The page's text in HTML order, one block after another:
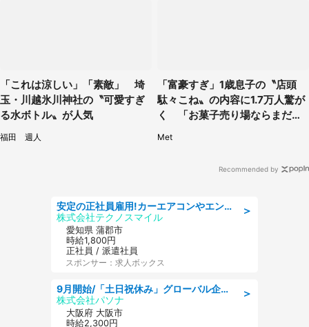
「これは涼しい」「素敵」 埼
玉・川越氷川神社の〝可愛すぎ
る水ボトル〟が人気
福田 週人
「富豪すぎ」1歳息子の〝店頭
駄々こね〟の内容に1.7万人驚が
く 「お菓子売り場ならまだし
Met
Recommended by
＞
安定の正社員雇用!カーエアコンやエンジンの製造・加工業務 denso aichi
株式会社テクノスマイル
愛知県 蒲郡市
時給1,800円
正社員 / 派遣社員
スポンサー：求人ボックス
＞
9月開始/「土日祝休み」グローバル企業での産業保健のお仕事/保健師/高時給/残業なし/服装自由
株式会社パソナ
大阪府 大阪市
時給2,300円